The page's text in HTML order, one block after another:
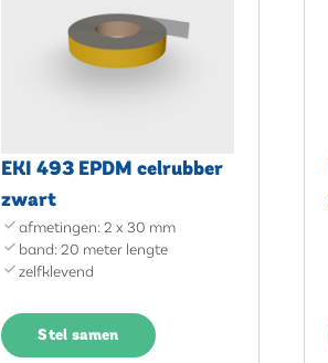
EKI 493 EPDM celrubber
zwart
afmetingen: 2 x 30 mm
band: 20 meter lengte
zelfklevend
Stel samen